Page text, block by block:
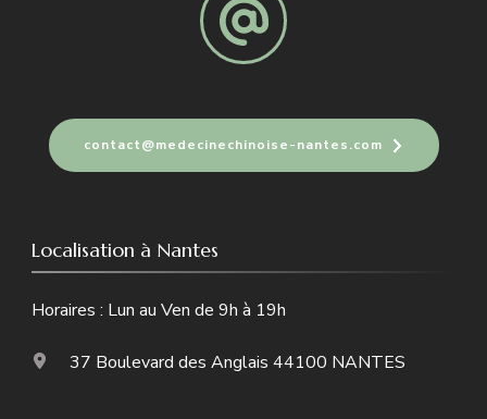
contact@medecinechinoise-nantes.com
Localisation à Nantes
Horaires : Lun au Ven de 9h à 19h
37 Boulevard des Anglais 44100 NANTES